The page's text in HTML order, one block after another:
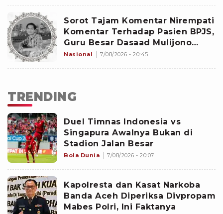
Sorot Tajam Komentar Nirempati
Komentar Terhadap Pasien BPJS,
Guru Besar Dasaad Mulijono
Sebut Sumpah Dokter Hanya
Nasional 7/08/2026 - 20:45
TRENDING
Duel Timnas Indonesia vs
Singapura Awalnya Bukan di
Stadion Jalan Besar
Bola Dunia 7/08/2026 - 20:07
Kapolresta dan Kasat Narkoba
Banda Aceh Diperiksa Divpropam
Mabes Polri, Ini Faktanya